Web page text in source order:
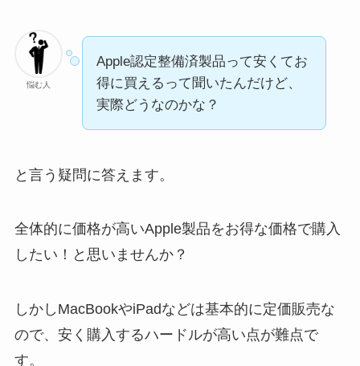
悩む人
Apple認定整備済製品って安くてお
得に買えるって聞いたんだけど、
実際どうなのかな？
と言う疑問に答えます。
全体的に価格が高いApple製品をお得な価格で購入
したい！と思いませんか？
しかしMacBookやiPadなどは基本的に定価販売な
ので、安く購入するハードルが高い点が難点で
す。